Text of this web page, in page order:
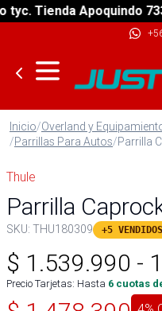
Tienda Apoquindo
Inicio/Overland y
/Parrillas Para Autos/Parrilla
Thule
Parrilla
SKU: THU180309 +5 VENDIDOS
$ 1.539.990 -
Precio Tarjetas: Hasta 6 cuotas